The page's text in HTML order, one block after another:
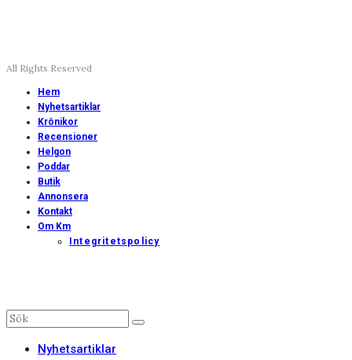
All Rights Reserved
Hem
Nyhetsartiklar
Krönikor
Recensioner
Helgon
Poddar
Butik
Annonsera
Kontakt
Om Km
Integritetspolicy
Nyhetsartiklar